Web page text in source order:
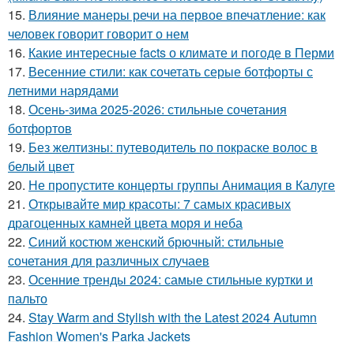
15. Влияние манеры речи на первое впечатление: как
человек говорит говорит о нем
16. Какие интересные facts о климате и погоде в Перми
17. Весенние стили: как сочетать серые ботфорты с
летними нарядами
18. Осень-зима 2025-2026: стильные сочетания
ботфортов
19. Без желтизны: путеводитель по покраске волос в
белый цвет
20. Не пропустите концерты группы Анимация в Калуге
21. Открывайте мир красоты: 7 самых красивых
драгоценных камней цвета моря и неба
22. Синий костюм женский брючный: стильные
сочетания для различных случаев
23. Осенние тренды 2024: самые стильные куртки и
пальто
24. Stay Warm and Stylish with the Latest 2024 Autumn
Fashion Women's Parka Jackets